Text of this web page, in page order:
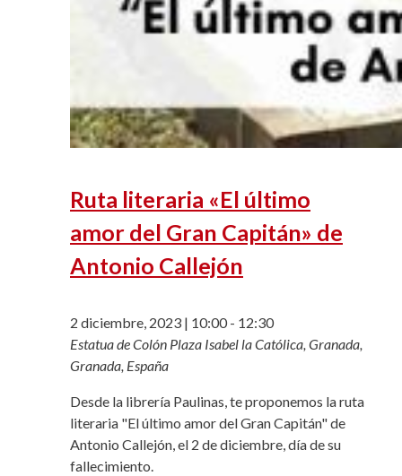
Ruta literaria «El último
amor del Gran Capitán» de
Antonio Callejón
2 diciembre, 2023 | 10:00- 12:30
Estatua de Colón Plaza Isabel la Católica, Granada,
Granada, España
Desde la librería Paulinas, te proponemos la ruta
literaria "El último amor del Gran Capitán" de
Antonio Callejón, el 2 de diciembre, día de su
fallecimiento.